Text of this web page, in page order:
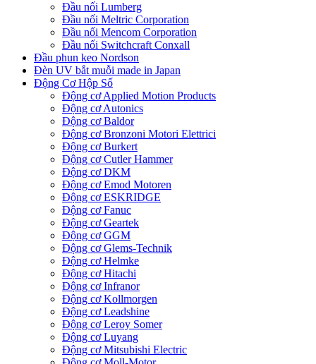
Đầu nối Lumberg
Đầu nối Meltric Corporation
Đầu nối Mencom Corporation
Đầu nối Switchcraft Conxall
Đầu phun keo Nordson
Đèn UV bắt muỗi made in Japan
Động Cơ Hộp Số
Động cơ Applied Motion Products
Động cơ Autonics
Động cơ Baldor
Động cơ Bronzoni Motori Elettrici
Động cơ Burkert
Động cơ Cutler Hammer
Động cơ DKM
Động cơ Emod Motoren
Động cơ ESKRIDGE
Động cơ Fanuc
Động cơ Geartek
Động cơ GGM
Động cơ Glems-Technik
Động cơ Helmke
Động cơ Hitachi
Động cơ Infranor
Động cơ Kollmorgen
Động cơ Leadshine
Động cơ Leroy Somer
Động cơ Luyang
Động cơ Mitsubishi Electric